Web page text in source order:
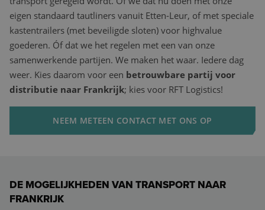
eigen standaard tautliners vanuit Etten-Leur, of met speciale
kastentrailers (met beveiligde sloten) voor highvalue
goederen. Óf dat we het regelen met een van onze
samenwerkende partijen. We maken het waar. Iedere dag
weer. Kies daarom voor een betrouwbare partij voor
distributie naar Frankrijk; kies voor RFT Logistics!
NEEM METEEN CONTACT MET ONS OP
DE MOGELIJKHEDEN VAN TRANSPORT NAAR
FRANKRIJK